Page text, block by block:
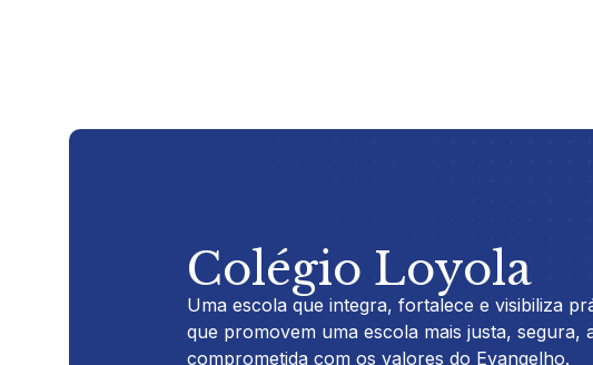
Colégio Loyola
Uma escola que integra, fortalece e visibiliza
que promovem uma escola mais justa, segura,
comprometida com os valores do Evangelho.